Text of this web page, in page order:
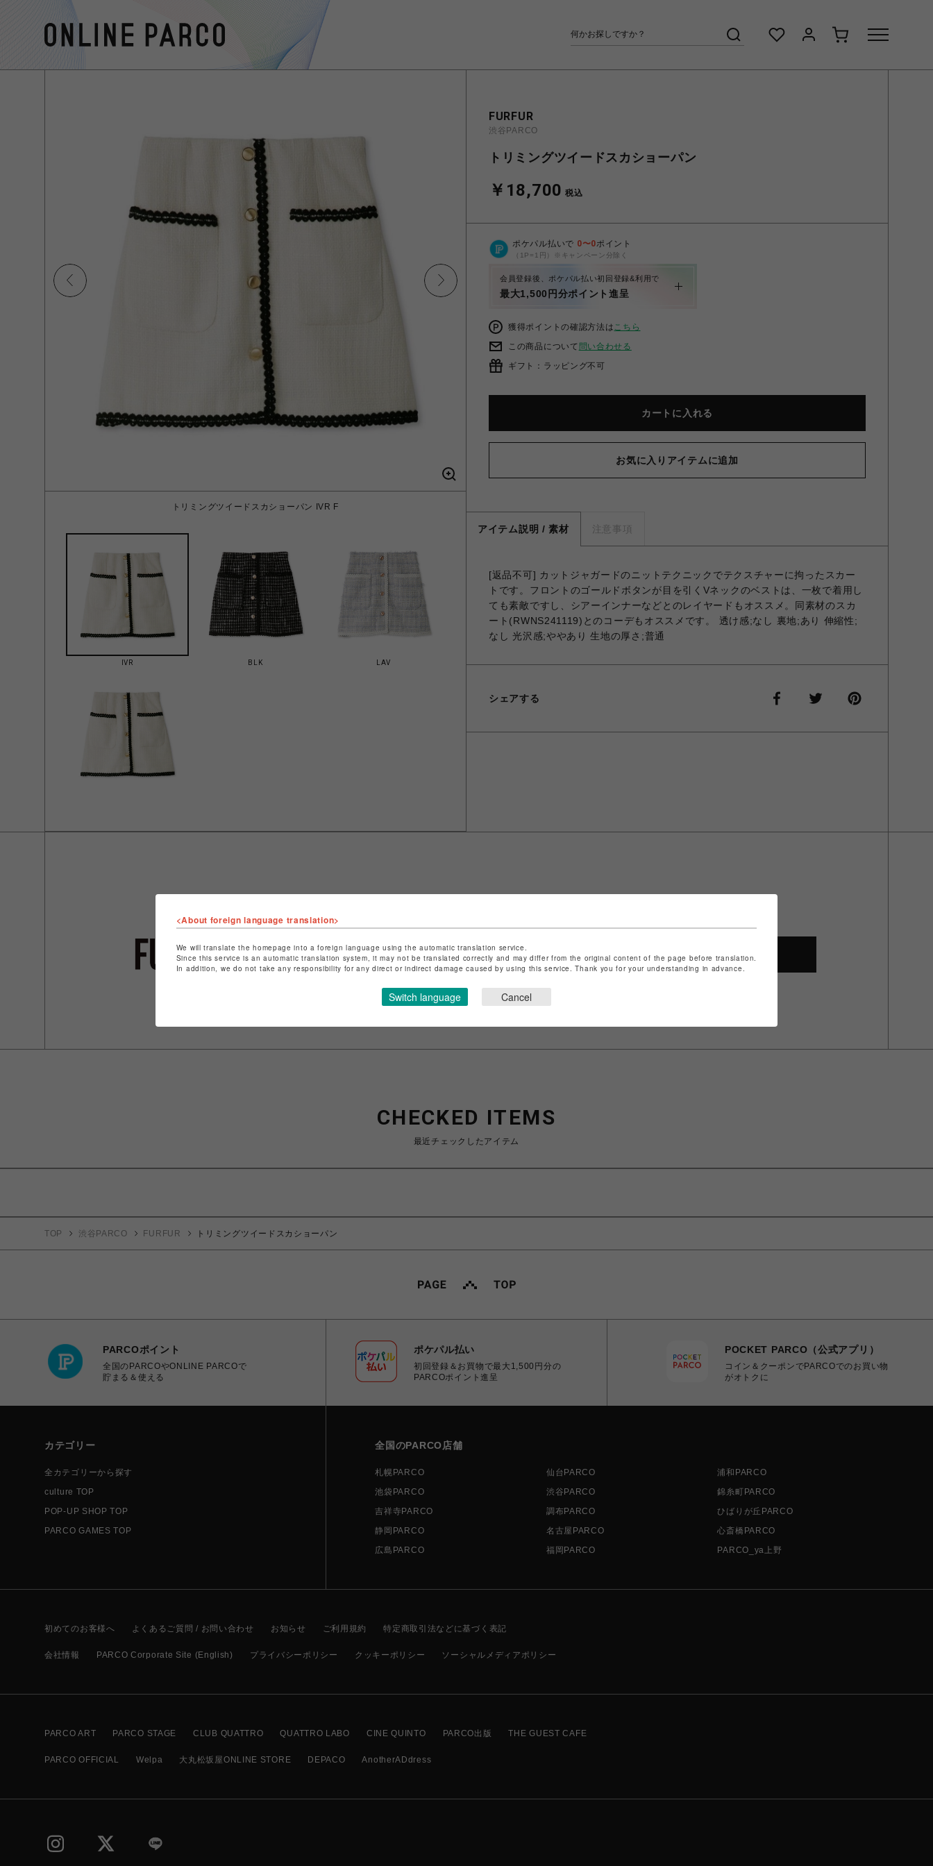
トリミングツイードスカショーパン IVR F
IVR BLK LAV
FURFUR
渋谷PARCO
トリミングツイードスカショーパン
￥18,700 税込
ポケパル払いで 0〜0ポイント
（1P=1円）※キャンペーン分除く
会員登録後、ポケパル払い初回登録&利用で
最大1,500円分ポイント進呈
獲得ポイントの確認方法はこちら
この商品について 問い合わせる
ギフト：ラッピング不可
カートに入れる
お気に入りアイテムに追加
アイテム説明 / 素材 注意事項
[返品不可] カットジャガードのニットテクニックでテクスチャーに拘ったスカー
トです。フロントのゴールドボタンが目を引くVネックのベストは、一枚で着用し
ても素敵ですし、シアーインナーなどとのレイヤードもオススメ。同素材のスカ
ート(RWNS241119)とのコーデもオススメです。 透け感;なし 裏地;あり 伸縮性;
なし 光沢感;ややあり 生地の厚さ;普通
シェアする
ショップ名
特定商取引法など法令に基づく表記はこちら
ショップお問い合わせはこちら
SHOP TOP
CHECKED ITEMS
最近チェックしたアイテム
TOP 渋谷PARCO FURFUR トリミングツイードスカショーパン
PARCOポイント
全国のPARCOやONLINE PARCOで
貯まる＆使える
ポケパル払い
初回登録＆お買物で最大1,500円分の
PARCOポイント進呈
POCKET PARCO（公式アプリ）
コイン＆クーポンでPARCOでのお買い物
がオトクに
カテゴリー
全カテゴリーから探す
culture TOP
POP-UP SHOP TOP
PARCO GAMES TOP
全国のPARCO店舗
札幌PARCO 仙台PARCO
浦和PARCO
池袋PARCO
渋谷PARCO
錦糸町PARCO
吉祥寺PARCO
調布PARCO
ひばりが丘PARCO
静岡PARCO
名古屋PARCO
心斎橋PARCO
広島PARCO
福岡PARCO PARCO_ya上野
初めてのお客様へ よくあるご質問 / お問い合わせ お知らせ ご利用規約 特定商取引法などに基づく表記
会社情報 PARCO Corporate Site (English) プライバシーポリシー クッキーポリシー ソーシャルメディアポリシー
PARCO ART PARCO STAGE CLUB QUATTRO QUATTRO LABO CINE QUINTO PARCO出版 THE GUEST CAFE
PARCO OFFICIAL Welpa 大丸松坂屋ONLINE STORE DEPACO AnotherADdress
<About foreign language translation>
We will translate the homepage into a foreign language using the automatic translation service.
Since this service is an automatic translation system, it may not be translated correctly and may differ from the original content of the page before translation.
In addition, we do not take any responsibility for any direct or indirect damage caused by using this service. Thank you for your understanding in advance.
Switch language Cancel